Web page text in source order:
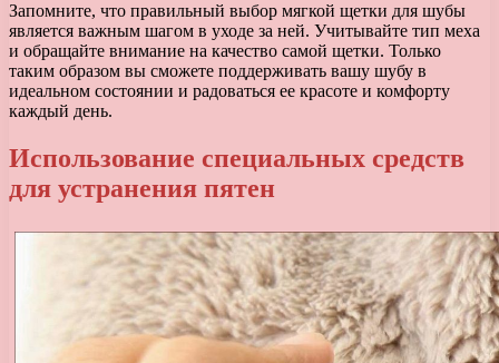
Запомните, что правильный выбор мягкой щетки для шубы
является важным шагом в уходе за ней. Учитывайте тип меха
и обращайте внимание на качество самой щетки. Только
таким образом вы сможете поддерживать вашу шубу в
идеальном состоянии и радоваться ее красоте и комфорту
каждый день.
Использование специальных средств
для устранения пятен